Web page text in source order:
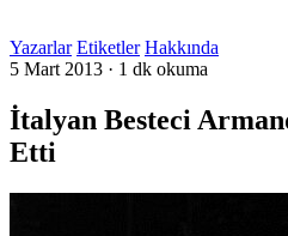
Yazarlar Etiketler Hakkında
5 Mart 2013 · 1 dk okuma
İtalyan Besteci
Etti